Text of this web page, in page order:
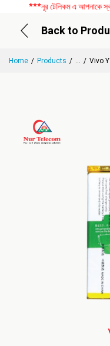
***নূর টেলিকম এ আপনাকে
Back to
Home Products ... Vivo